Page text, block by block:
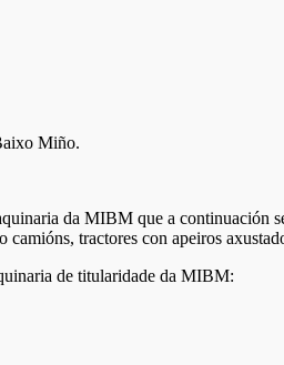
Miño.
da MIBM que a continuación
tractores con apeiros
de titularidade da MIBM: